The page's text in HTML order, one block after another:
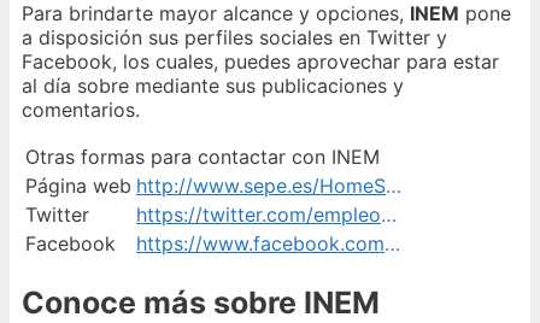
Para brindarte mayor alcance y opciones, INEM pone
a disposición sus perfiles sociales en Twitter y
Facebook, los cuales, puedes aprovechar para estar
al día sobre mediante sus publicaciones y
comentarios.
Otras formas para contactar con INEM
Página web
http://www.sepe.es/HomeSepe
Twitter
https://twitter.com/empleo_SEPE
Facebook
https://www.facebook.com/SEPE.EMPLEO/
Conoce más sobre INEM